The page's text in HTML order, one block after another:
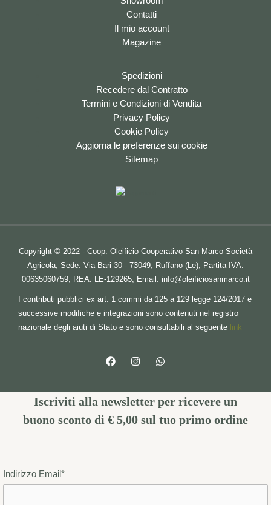
Contatti
Il mio account
Magazine
Spedizioni
Recedere dal Contratto
Termini e Condizioni di Vendita
Privacy Policy
Cookie Policy
Aggiorna le preferenze sui cookie
Sitemap
Copyright © 2022 - Coop. Oleificio Cooperativo San Marco Società
Agricola, Sede: Via Bari 30 - 73049, Ruffano (Le), Partita IVA:
00635060759, REA: LE-129265, Email: info@oleificiosanmarco.it
I contributi pubblici ex art. 1 commi da 125 a 129 legge 124/2017 e
successive modifiche e integrazioni sono contenuti nel registro
nazionale degli aiuti di Stato e sono consultabili al seguente link
Iscriviti alla newsletter per ricevere un
buono sconto di € 5,00 sul tuo primo ordine
Indirizzo Email*